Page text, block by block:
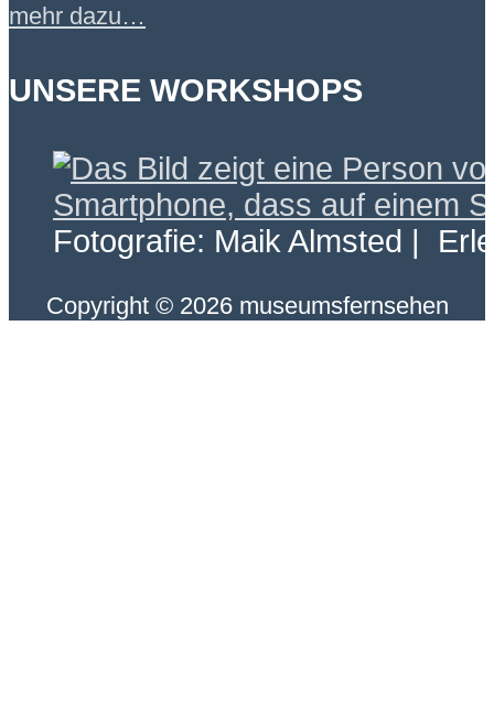
mehr dazu…
UNSERE WORKSHOPS
Fotografie: Maik Almsted |
Copyright © 2026 museumsfernsehen